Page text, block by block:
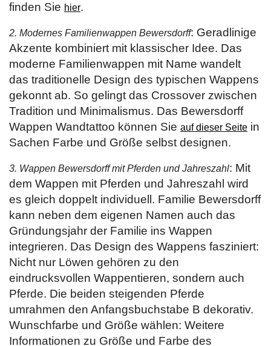
finden Sie hier.
2. Modernes Familienwappen Bewersdorff: Geradlinige
Akzente kombiniert mit klassischer Idee. Das
moderne Familienwappen mit Name wandelt
das traditionelle Design des typischen Wappens
gekonnt ab. So gelingt das Crossover zwischen
Tradition und Minimalismus. Das Bewersdorff
Wappen Wandtattoo können Sie auf dieser Seite in
Sachen Farbe und Größe selbst designen.
3. Wappen Bewersdorff mit Pferden und Jahreszahl: Mit
dem Wappen mit Pferden und Jahreszahl wird
es gleich doppelt individuell. Familie Bewersdorff
kann neben dem eigenen Namen auch das
Gründungsjahr der Familie ins Wappen
integrieren. Das Design des Wappens fasziniert:
Nicht nur Löwen gehören zu den
eindrucksvollen Wappentieren, sondern auch
Pferde. Die beiden steigenden Pferde
umrahmen den Anfangsbuchstabe B dekorativ.
Wunschfarbe und Größe wählen: Weitere
Informationen zu Größe und Farbe des